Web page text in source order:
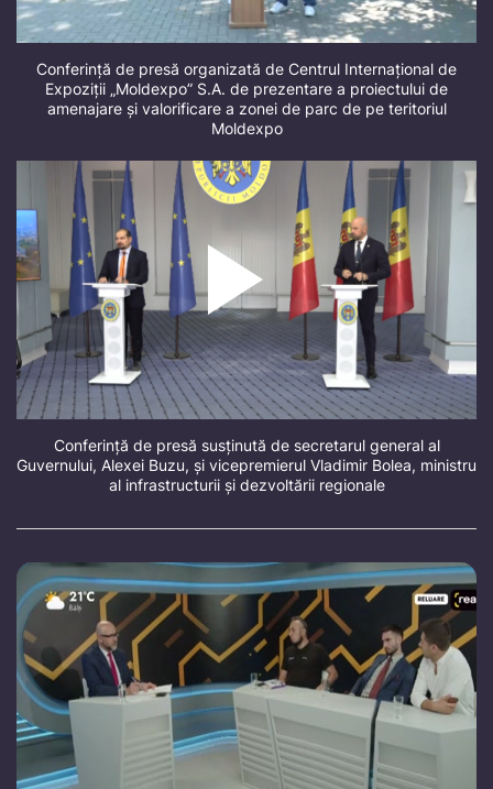
Conferință de presă organizată de Centrul Internațional de
Expoziții „Moldexpo” S.A. de prezentare a proiectului de
amenajare și valorificare a zonei de parc de pe teritoriul
Moldexpo
Conferință de presă susținută de secretarul general al
Guvernului, Alexei Buzu, și vicepremierul Vladimir Bolea, ministru
al infrastructurii și dezvoltării regionale